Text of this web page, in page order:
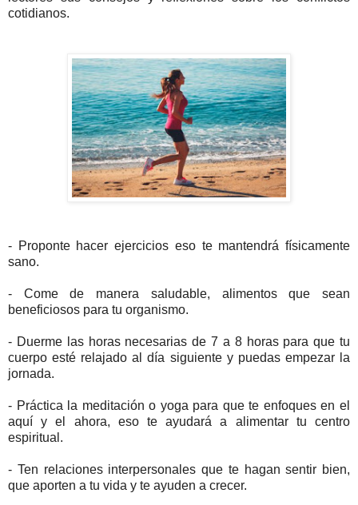
cotidianos.
- Proponte hacer ejercicios eso te mantendrá físicamente
sano.
- Come de manera saludable, alimentos que sean
beneficiosos para tu organismo.
- Duerme las horas necesarias de 7 a 8 horas para que tu
cuerpo esté relajado al día siguiente y puedas empezar la
jornada.
- Práctica la meditación o yoga para que te enfoques en el
aquí y el ahora, eso te ayudará a alimentar tu centro
espiritual.
- Ten relaciones interpersonales que te hagan sentir bien,
que aporten a tu vida y te ayuden a crecer.